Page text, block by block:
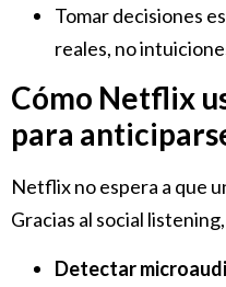
Tomar decisiones
reales, no
Cómo Netflix
para
Netflix no espera a que
Gracias al social
Detectar